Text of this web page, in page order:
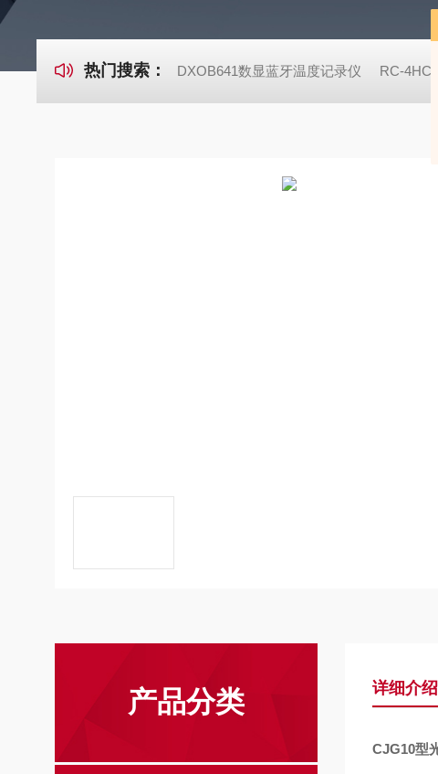
热门搜索： DXOB641数显蓝牙温度记录仪 RC-4HC
产品分类 详细介绍
CJG10型